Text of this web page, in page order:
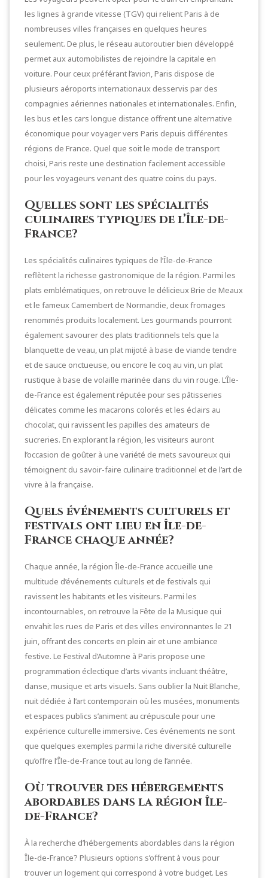
les lignes à grande vitesse (TGV) qui relient Paris à de
nombreuses villes françaises en quelques heures
seulement. De plus, le réseau autoroutier bien développé
permet aux automobilistes de rejoindre la capitale en
voiture. Pour ceux préférant l’avion, Paris dispose de
plusieurs aéroports internationaux desservis par des
compagnies aériennes nationales et internationales. Enfin,
les bus et les cars longue distance offrent une alternative
économique pour voyager vers Paris depuis différentes
régions de France. Quel que soit le mode de transport
choisi, Paris reste une destination facilement accessible
pour les voyageurs venant des quatre coins du pays.
Quelles sont les spécialités
culinaires typiques de l’Île-de-
France?
Les spécialités culinaires typiques de l’Île-de-France
reflètent la richesse gastronomique de la région. Parmi les
plats emblématiques, on retrouve le délicieux Brie de Meaux
et le fameux Camembert de Normandie, deux fromages
renommés produits localement. Les gourmands pourront
également savourer des plats traditionnels tels que la
blanquette de veau, un plat mijoté à base de viande tendre
et de sauce onctueuse, ou encore le coq au vin, un plat
rustique à base de volaille marinée dans du vin rouge. L’Île-
de-France est également réputée pour ses pâtisseries
délicates comme les macarons colorés et les éclairs au
chocolat, qui ravissent les papilles des amateurs de
sucreries. En explorant la région, les visiteurs auront
l’occasion de goûter à une variété de mets savoureux qui
témoignent du savoir-faire culinaire traditionnel et de l’art de
vivre à la française.
Quels événements culturels et
festivals ont lieu en Île-de-
France chaque année?
Chaque année, la région Île-de-France accueille une
multitude d’événements culturels et de festivals qui
ravissent les habitants et les visiteurs. Parmi les
incontournables, on retrouve la Fête de la Musique qui
envahit les rues de Paris et des villes environnantes le 21
juin, offrant des concerts en plein air et une ambiance
festive. Le Festival d’Automne à Paris propose une
programmation éclectique d’arts vivants incluant théâtre,
danse, musique et arts visuels. Sans oublier la Nuit Blanche,
nuit dédiée à l’art contemporain où les musées, monuments
et espaces publics s’animent au crépuscule pour une
expérience culturelle immersive. Ces événements ne sont
que quelques exemples parmi la riche diversité culturelle
qu’offre l’Île-de-France tout au long de l’année.
Où trouver des hébergements
abordables dans la région Île-
de-France?
À la recherche d’hébergements abordables dans la région
Île-de-France? Plusieurs options s’offrent à vous pour
trouver un logement qui correspond à votre budget. Les